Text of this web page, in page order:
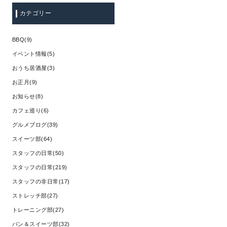
カテゴリー
BBQ(9)
イベント情報(5)
おうち居酒屋(3)
お正月(9)
お知らせ(8)
カフェ巡り(6)
グルメブログ(39)
スイーツ部(64)
スタッフの日常(50)
スタッフの日常(219)
スタッフの非日常(17)
ストレッチ部(27)
トレーニング部(27)
パン＆スイーツ部(32)